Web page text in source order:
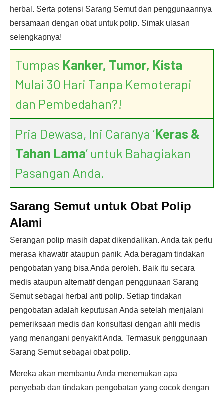
herbal. Serta potensi Sarang Semut dan penggunaannya
bersamaan dengan obat untuk polip. Simak ulasan
selengkapnya!
Tumpas Kanker, Tumor, Kista
Mulai 30 Hari Tanpa Kemoterapi
dan Pembedahan?!
Pria Dewasa, Ini Caranya ‘Keras &
Tahan Lama’ untuk Bahagiakan
Pasangan Anda.
Sarang Semut untuk Obat Polip
Alami
Serangan polip masih dapat dikendalikan. Anda tak perlu
merasa khawatir ataupun panik. Ada beragam tindakan
pengobatan yang bisa Anda peroleh. Baik itu secara
medis ataupun alternatif dengan penggunaan Sarang
Semut sebagai herbal anti polip. Setiap tindakan
pengobatan adalah keputusan Anda setelah menjalani
pemeriksaan medis dan konsultasi dengan ahli medis
yang menangani penyakit Anda. Termasuk penggunaan
Sarang Semut sebagai obat polip.
Mereka akan membantu Anda menemukan apa
penyebab dan tindakan pengobatan yang cocok dengan